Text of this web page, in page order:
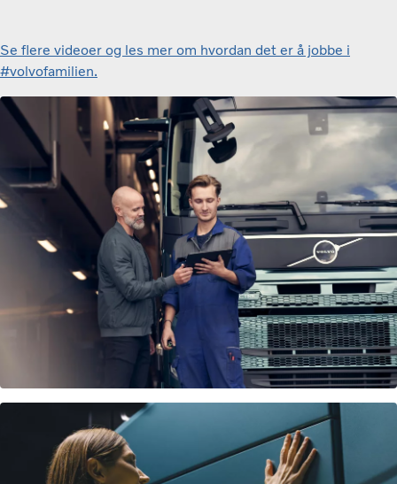
Se flere videoer og les mer om hvordan det er å jobbe i
#volvofamilien.